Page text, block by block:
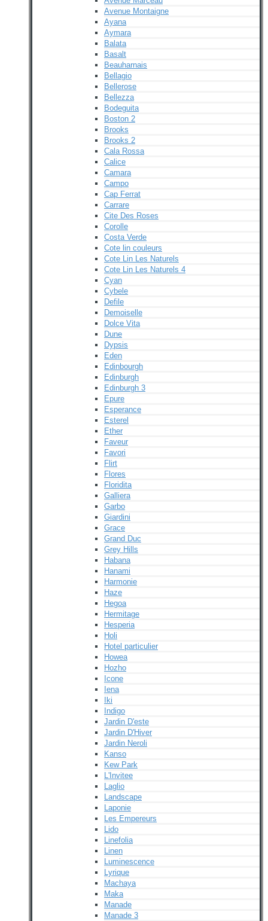
Avenue Montaigne
Ayana
Aymara
Balata
Basalt
Beauharnais
Bellagio
Bellerose
Bellezza
Bodeguita
Boston 2
Brooks
Brooks 2
Cala Rossa
Calice
Camara
Campo
Cap Ferrat
Carrare
Cite Des Roses
Corolle
Costa Verde
Cote lin couleurs
Cote Lin Les Naturels
Cote Lin Les Naturels 4
Cyan
Cybele
Defile
Demoiselle
Dolce Vita
Dune
Dypsis
Eden
Edinbourgh
Edinburgh
Edinburgh 3
Epure
Esperance
Esterel
Ether
Faveur
Favori
Flirt
Flores
Floridita
Galliera
Garbo
Giardini
Grace
Grand Duc
Grey Hills
Habana
Hanami
Harmonie
Haze
Hegoa
Hermitage
Hesperia
Holi
Hotel particulier
Howea
Hozho
Icone
Iena
Iki
Indigo
Jardin D'este
Jardin D'Hiver
Jardin Neroli
Kanso
Kew Park
L'Invitee
Laglio
Landscape
Laponie
Les Empereurs
Lido
Linefolia
Linen
Luminescence
Lyrique
Machaya
Maka
Manade
Manade 3